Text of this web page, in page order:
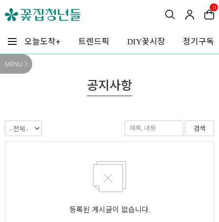
0
오늘도착+ 트렌드픽 DIY꽃시장 정기구독
MENU
공지사항
검색
등록된 게시글이 없습니다.